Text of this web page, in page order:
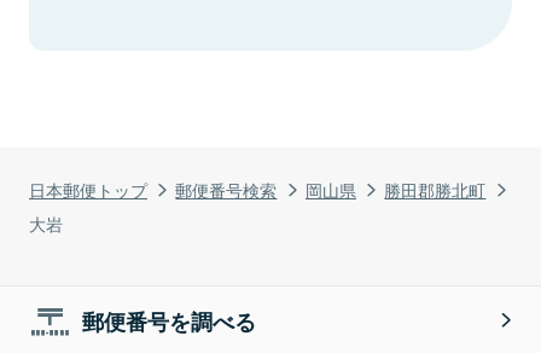
日本郵便トップ 郵便番号検索 岡山県
勝田郡勝北町
大岩
郵便番号を調べる